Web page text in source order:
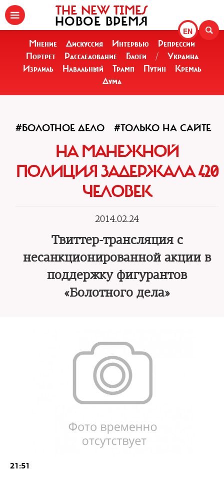
EN
THE NEW TIMES
НОВОЕ ВРЕМЯ
Мнение Дискуссия Интервью
Репрессии
Портрет
Расследование Блоги /
Украина
Израиль
Навальный Трамп Путин
Кремль
Дума
#БОЛОТНОЕ ДЕЛО #ТОЛЬКО НА САЙТЕ
НА МАНЕЖНОЙ
ПОЛИЦИЯ ЗАДЕРЖАЛА 420
ЧЕЛОВЕК
2014.02.24
Твиттер-трансляция с
несанкционированной акции в
поддержку фигурантов
«Болотного дела»
21:51